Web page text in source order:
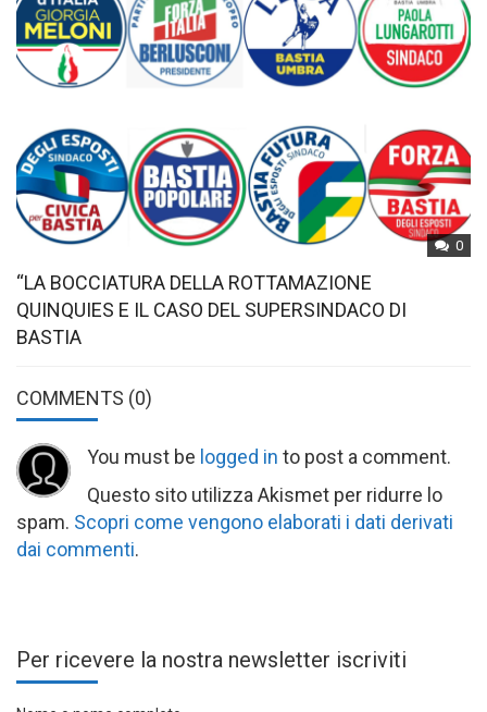
0
“LA BOCCIATURA DELLA ROTTAMAZIONE
QUINQUIES E IL CASO DEL SUPERSINDACO DI
BASTIA
COMMENTS (0)
You must be logged in to post a comment.
Questo sito utilizza Akismet per ridurre lo
spam. Scopri come vengono elaborati i dati derivati
dai commenti.
Per ricevere la nostra newsletter iscriviti